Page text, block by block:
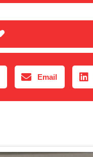
Email